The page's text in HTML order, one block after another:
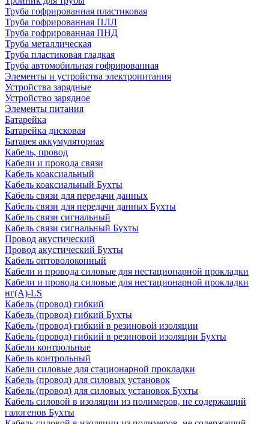
Труба гофрированная пластиковая
Труба гофрированная ПЛЛ
Труба гофрированная ПНД
Труба металлическая
Труба пластиковая гладкая
Труба автомобильная гофрированная
Элементы и устройства электропитания
Устройства зарядные
Устройство зарядное
Элементы питания
Батарейка
Батарейка дисковая
Батарея аккумуляторная
Кабель, провод
Кабели и провода связи
Кабель коаксиальный
Кабель коаксиальный Бухты
Кабель связи для передачи данных
Кабель связи для передачи данных Бухты
Кабель связи сигнальный
Кабель связи сигнальный Бухты
Провод акустический
Провод акустический Бухты
Кабель оптоволоконный
Кабели и провода силовые для нестационарной прокладки
Кабели и провода силовые для нестационарной прокладки
нг(А)-LS
Кабель (провод) гибкий
Кабель (провод) гибкий Бухты
Кабель (провод) гибкий в резиновой изоляции
Кабель (провод) гибкий в резиновой изоляции Бухты
Кабели контрольные
Кабель контрольный
Кабели силовые для стационарной прокладки
Кабель (провод) для силовых установок
Кабель (провод) для силовых установок Бухты
Кабель силовой в изоляции из полимеров, не содержащий
галогенов Бухты